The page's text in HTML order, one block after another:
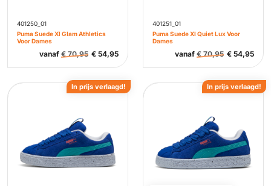
401250_01
Puma Suede Xl Glam Athletics
Voor Dames
vanaf €70,95 € 54,95
401251_01
Puma Suede Xl Quiet Lux Voor
Dames
vanaf €70,95 € 54,95
In prijs verlaagd! In prijs verlaagd!